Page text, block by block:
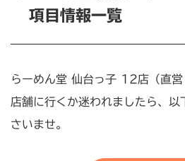
項目情報一覧
らーめん堂 仙台っ子 12店（直
店舗に行くか迷われましたら、
さいませ。